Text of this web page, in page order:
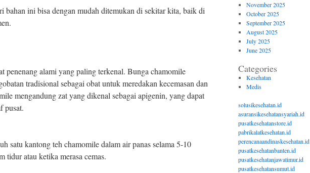
bahan ini bisa dengan mudah ditemukan di sekitar kita, baik di
penenang alami yang paling terkenal. Bunga chamomile
tradisional sebagai obat untuk meredakan kecemasan dan
mengandung zat yang dikenal sebagai apigenin, yang dapat
pusat.
satu kantong teh chamomile dalam air panas selama 5-10
tidur atau ketika merasa cemas.
November 2025
October 2025
September 2025
August 2025
July 2025
June 2025
Categories
Kesehatan
Medis
solusikesehatan.id
asuransikesehatansyariah.id
pusatkesehatanstore.id
pabrikalatkesehatan.id
perencanaandinaskesehatan.id
pusatkesehatanbanten.id
pusatkesehatanjawatimur.id
pusatkesehatansumut.id